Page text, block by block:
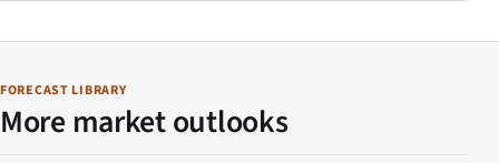
FORECAST LIBRARY
More market outlooks